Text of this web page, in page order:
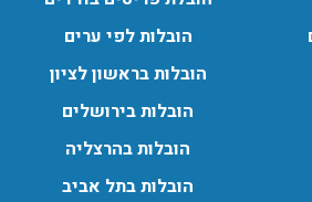
עודכן לאחרונה: 24/02/2026, 10:42
חנה:
עם מנוף בפרדס חנה ואפשרות הובלת
הובלות לפי ערים
הובלות בראשון לציון
הובלות בירושלים
הובלות בהרצליה
הובלות בתל אביב